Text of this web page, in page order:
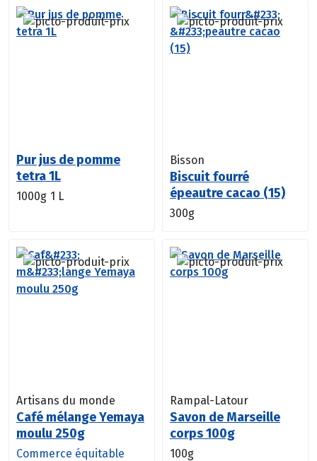
Pur jus de pomme
tetra 1L
1000g 1 L
Bisson
Biscuit fourré
épeautre cacao (15)
300g
Artisans du monde
Café mélange Yemaya
moulu 250g
Commerce équitable
Rampal-Latour
Savon de Marseille
corps 100g
100g